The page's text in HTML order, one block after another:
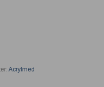
Acrylmed